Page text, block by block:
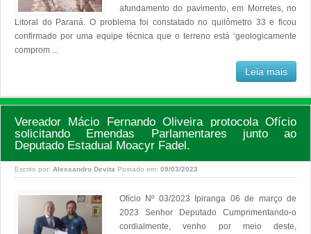
afundamento do pavimento, em Morretes, no
Litoral do Paraná. O problema foi constatado no quilômetro 33 e ficou
confirmado por uma equipe técnica que o terreno está ‘geologicamente
comprom ...
Leia mais
Vereador Mácio Fernando Oliveira protocola Ofício
solicitando Emendas Parlamentares junto ao
Deputado Estadual Moacyr Fadel.
Escrito por: Alexsandro Devita Postado em: 09/03/2023
Ofício Nº 03/2023 Ipiranga 06 de março de
2023 Senhor Deputado Cumprimentando-o
cordialmente, venho por meio deste,